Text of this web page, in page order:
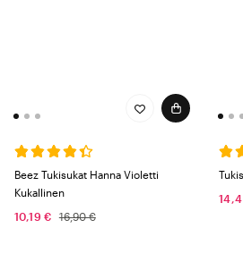
Beez Tukisukat Hanna Violetti
Kukallinen
10,19 €
16,90 €